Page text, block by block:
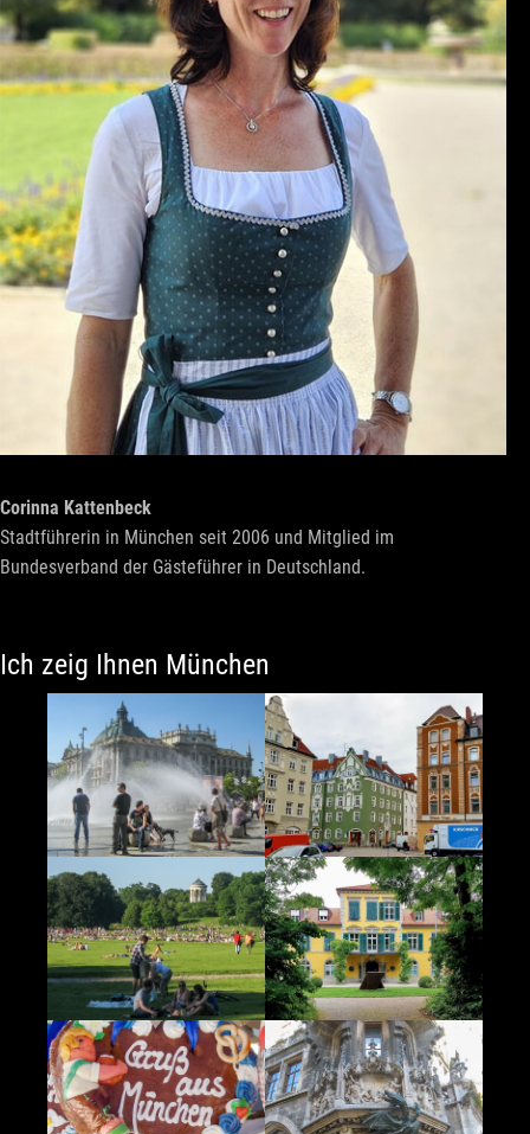
Corinna Kattenbeck
Stadtführerin in München seit 2006 und Mitglied im
Bundesverband der Gästeführer in Deutschland.
Ich zeig Ihnen München